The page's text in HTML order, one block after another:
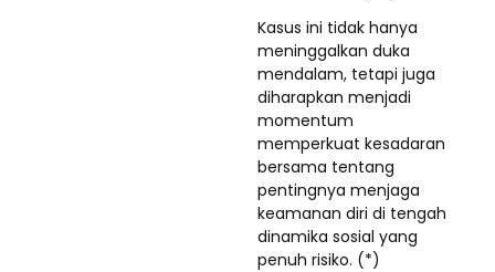
Kasus ini tidak hanya
meninggalkan duka
mendalam, tetapi juga
diharapkan menjadi
momentum
memperkuat kesadaran
bersama tentang
pentingnya menjaga
keamanan diri di tengah
dinamika sosial yang
penuh risiko. (*)